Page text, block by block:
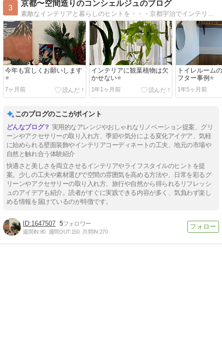
3
京都〜空間造りのコンシェルジュのブログ
素敵なインテリアと暮らしのヒントを・・・京都宇治でインテリアとリフォームの仕事をしています
今年も宜しくお願いします
⭐️
7ヶ月前
インテリアに観葉植物は欠
かせない⭐️
1年1ヶ月前
トイレルーム
フター事例⭐️
1年5ヶ月前
このブログのここがポイント
実用的なアレンジやおしゃれなリノベーション提案、グリ
ーンやアクセサリーの取り入れ方、季節や気分による変化アイデア、気軽
に始められる壁面装飾やインテリアコーディネートの工夫、地元の市場や
自然と触れ合う体験紹介
快適さと美しさを両立させるインテリアやライフスタイルのヒントを提
案。少しの工夫や素材選びで空間の雰囲気を高める方法や、日常を彩るグ
リーンやアクセサリーの取り入れ方、旅行や自然から得られるリフレッシ
ュのアイデアも紹介。読者がすぐに実践できる内容が多く、気負わず楽し
める情報を届けているのが特徴です。
1647507 5
週間IN:80 週間OUT:150 月間IN:270